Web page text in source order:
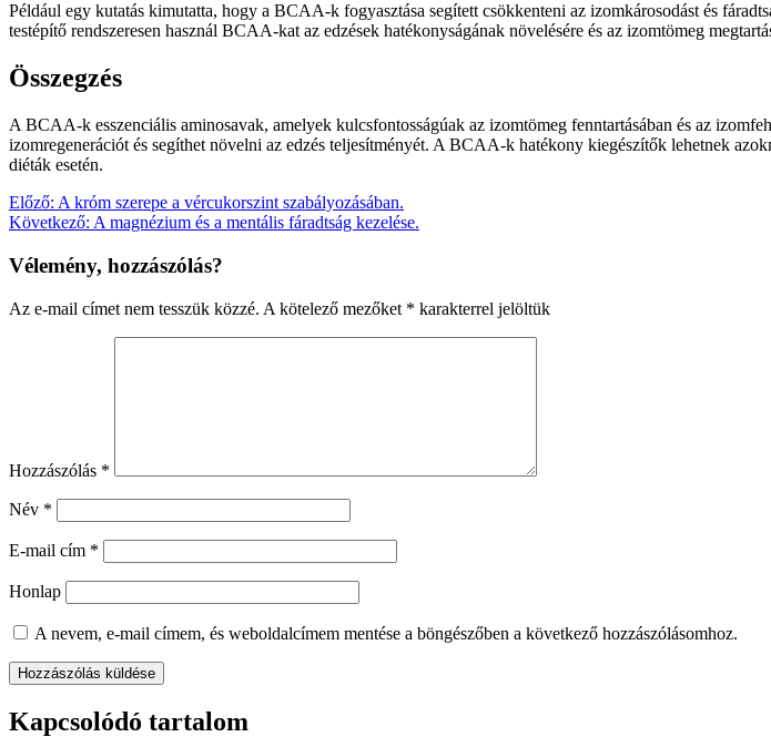
Például egy kutatás kimutatta, hogy a BCAA-k fogyasztása segített csökkenteni az izomkárosodást és
testépítő rendszeresen használ BCAA-kat az edzések hatékonyságának növelésére és az izomtömeg
Összegzés
A BCAA-k esszenciális aminosavak, amelyek kulcsfontosságúak az izomtömeg fenntartásában és az
izomregenerációt és segíthet növelni az edzés teljesítményét. A BCAA-k hatékony kiegészítők lehetnek
diéták esetén.
Bejegyzés
navigáció
Előző: A króm szerepe a vércukorszint szabályozásában.
Következő: A magnézium és a mentális fáradtság kezelése.
Vélemény, hozzászólás?
Az e-mail címet nem tesszük közzé. A kötelező mezőket * karakterrel jelöltük
Hozzászólás *
Név *
E-mail cím *
Honlap
A nevem, e-mail címem, és weboldalcímem mentése a böngészőben a következő hozzászólásomhoz.
Kapcsolódó tartalom